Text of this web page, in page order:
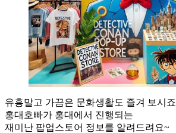
유흥말고 가끔은 문화생활도 즐겨 보시죠
홍대호빠가 홍대에서 진행되는
재미난 팝업스토어 정보를 알려드려요~